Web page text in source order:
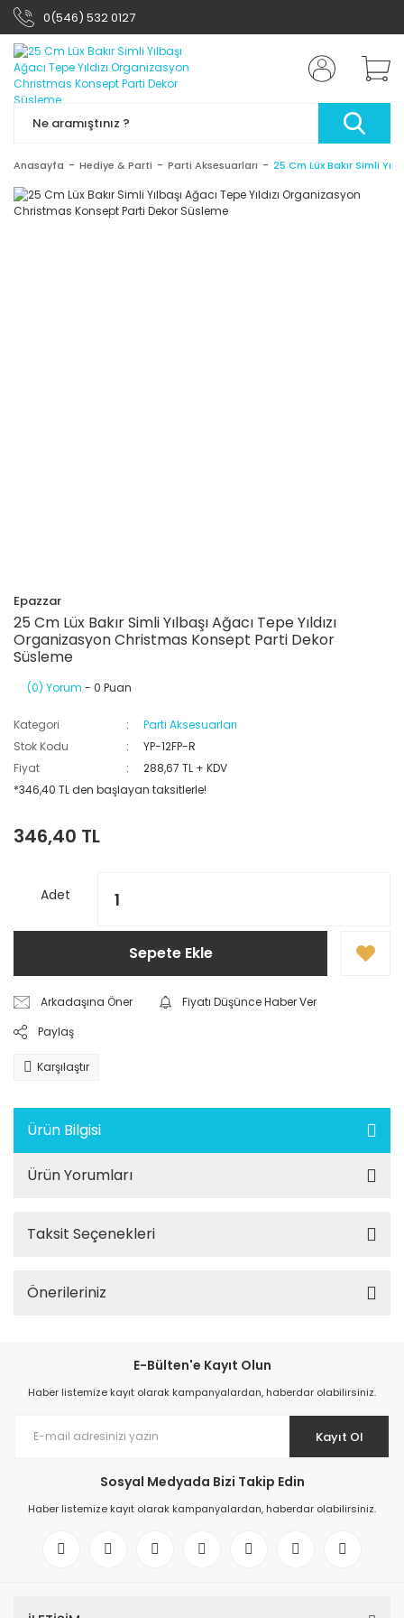
0(546) 532 0127
Anasayfa Hediye & Parti Parti Aksesuarları 25 Cm Lüx Bakır Simli
Epazzar
25 Cm Lüx Bakır Simli Yılbaşı Ağacı Tepe Yıldızı
Organizasyon Christmas Konsept Parti Dekor
Süsleme
(0) Yorum - 0 Puan
Kategori
Parti Aksesuarları
Stok Kodu
YP-12FP-R
Fiyat
288,67 TL + KDV
*346,40 TL den başlayan taksitlerle!
346,40 TL
Adet
Sepete Ekle
Arkadaşına Öner
Fiyatı Düşünce Haber Ver
Paylaş
Karşılaştır
Ürün Bilgisi
Ürün Yorumları
Taksit Seçenekleri
Önerileriniz
E-Bülten'e Kayıt Olun
Haber listemize kayıt olarak kampanyalardan, haberdar olabilirsiniz.
Kayıt Ol
Sosyal Medyada Bizi Takip Edin
Haber listemize kayıt olarak kampanyalardan, haberdar olabilirsiniz.